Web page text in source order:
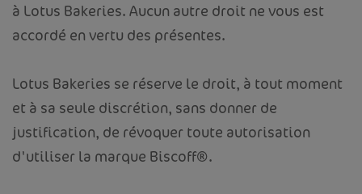
à Lotus Bakeries. Aucun autre droit ne vous est
accordé en vertu des présentes.
Lotus Bakeries se réserve le droit, à tout moment
et à sa seule discrétion, sans donner de
justification, de révoquer toute autorisation
d'utiliser la marque Biscoff®.